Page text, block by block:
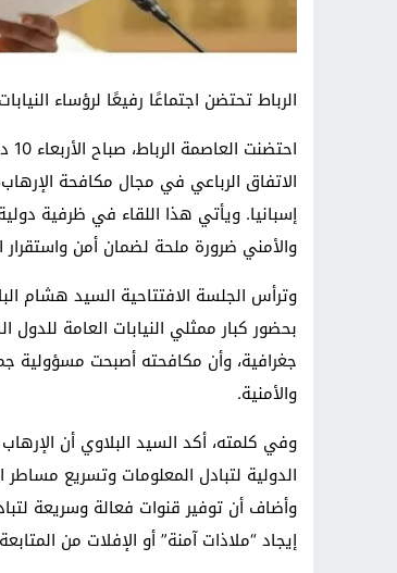
الرباط تحتضن اجتماعًا رفيعًا لرؤساء
الاتفاق الرباعي في مجال مكافحة
إسبانيا. ويأتي هذا اللقاء في ظرفية
والأمني ضرورة ملحة لضمان أمن
وترأس الجلسة الافتتاحية السيد هشام
بحضور كبار ممثلي النيابات العامة
جغرافية، وأن مكافحته أصبحت مسؤولية
والأمنية.
وفي كلمته، أكد السيد البلاوي أن
الدولية لتبادل المعلومات وتسريع مساطر
وأضاف أن توفير قنوات فعالة وسريعة
إيجاد “ملاذات آمنة” أو الإفلات من